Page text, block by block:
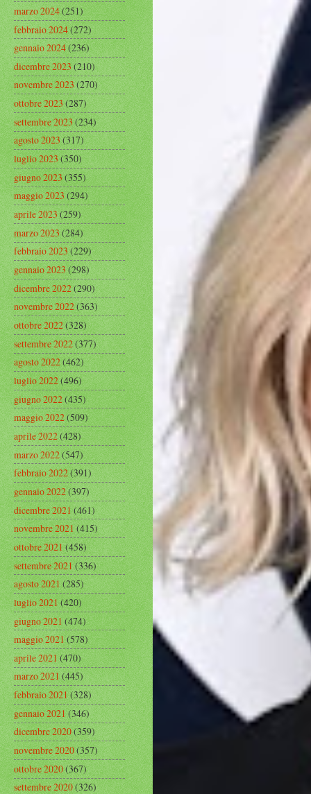
marzo 2024(251)
febbraio 2024(272)
gennaio 2024(236)
dicembre 2023(210)
novembre 2023(270)
ottobre 2023(287)
settembre 2023(234)
agosto 2023(317)
luglio 2023(350)
giugno 2023(355)
maggio 2023(294)
aprile 2023(259)
marzo 2023(284)
febbraio 2023(229)
gennaio 2023(298)
dicembre 2022(290)
novembre 2022(363)
ottobre 2022(328)
settembre 2022(377)
agosto 2022(462)
luglio 2022(496)
giugno 2022(435)
maggio 2022(509)
aprile 2022(428)
marzo 2022(547)
febbraio 2022(391)
gennaio 2022(397)
dicembre 2021(461)
novembre 2021(415)
ottobre 2021(458)
settembre 2021(336)
agosto 2021(285)
luglio 2021(420)
giugno 2021(474)
maggio 2021(578)
aprile 2021(470)
marzo 2021(445)
febbraio 2021(328)
gennaio 2021(346)
dicembre 2020(359)
novembre 2020(357)
ottobre 2020(367)
settembre 2020(326)